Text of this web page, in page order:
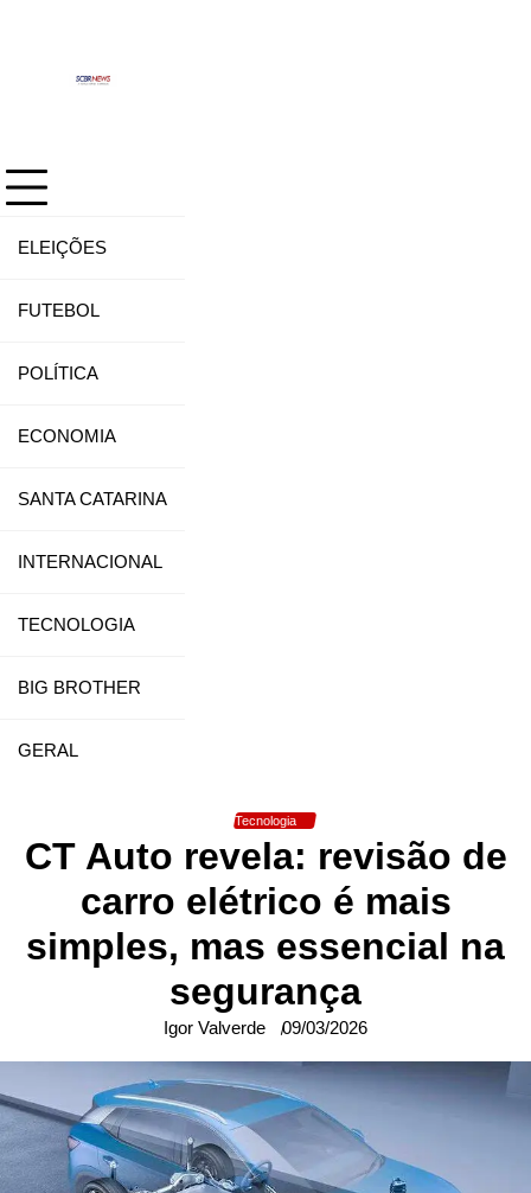
ELEIÇÕES
FUTEBOL
POLÍTICA
ECONOMIA
SANTA CATARINA
INTERNACIONAL
TECNOLOGIA
BIG BROTHER
GERAL
Tecnologia
CT Auto revela: revisão de
carro elétrico é mais
simples, mas essencial na
segurança
Igor Valverde 09/03/2026